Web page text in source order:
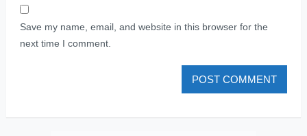
Save my name, email, and website in this browser for the
next time I comment.